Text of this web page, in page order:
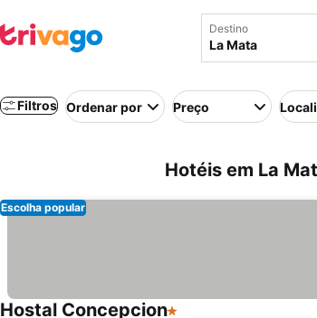
Destino
Filtros Ordenar por Preço
Hotéis em La
Escolha popular
Hostal Concepcion